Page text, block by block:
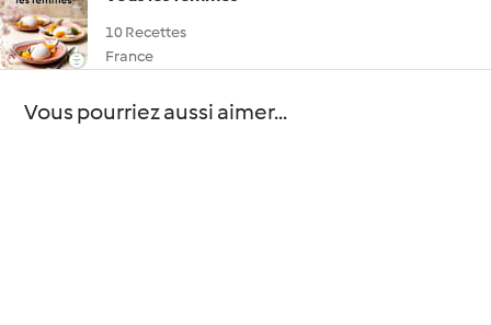
10 Recettes
France
Vous pourriez aussi aimer...